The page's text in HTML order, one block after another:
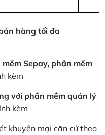
hàng tối đa
Sepay, phần mềm
kèm
với phần mềm quản lý
kèm
khuyến mại căn cứ theo